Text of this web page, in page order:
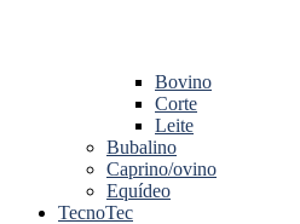
Bovino
Corte
Leite
Bubalino
Caprino/ovino
Equídeo
TecnoTec